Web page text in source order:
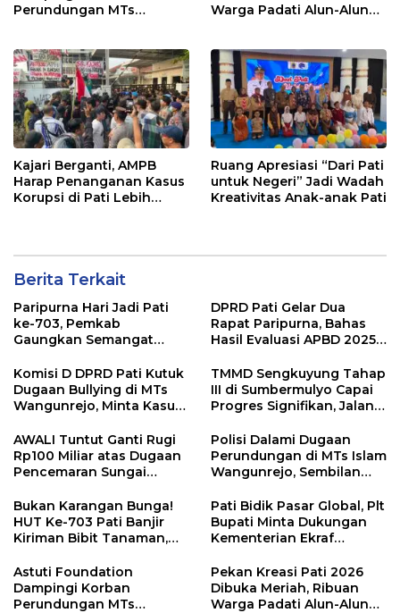
Perundungan MTs
Sekolah Berbasis Agama
Warga Padati Alun-Alun
Kajari Berganti, AMPB
Harap Penanganan Kasus
Korupsi di Pati Lebih
Ruang Apresiasi “Dari Pati
untuk Negeri” Jadi Wadah
Kreativitas Anak-anak Pati
Berita Terkait
Paripurna Hari Jadi Pati
ke-703, Pemkab
Gaungkan Semangat
Mbangun Kamajengan”
DPRD Pati Gelar Dua
Rapat Paripurna, Bahas
Hasil Evaluasi APBD 2025
2026
Komisi D DPRD Pati Kutuk
Dugaan Bullying di MTs
Wangunrejo, Minta Kasus
TMMD Sengkuyung Tahap
III di Sumbermulyo Capai
Progres Signifikan, Jalan
Persen
AWALI Tuntut Ganti Rugi
Rp100 Miliar atas Dugaan
Pencemaran Sungai
Lanjuti
Polisi Dalami Dugaan
Perundungan di MTs Islam
Wangunrejo, Sembilan
Bukan Karangan Bunga!
HUT Ke-703 Pati Banjir
Kiriman Bibit Tanaman,
Ramah Lingkungan
Pati Bidik Pasar Global, Plt
Bupati Minta Dukungan
Kementerian Ekraf
Astuti Foundation
Dampingi Korban
Perundungan MTs
Pekan Kreasi Pati 2026
Dibuka Meriah, Ribuan
Warga Padati Alun-Alun